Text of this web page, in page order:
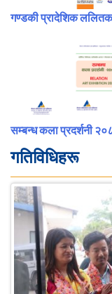
गण्डकी प्रादेशिक
सम्बन्ध कला प्रदर्शनी
गतिविधिहरू